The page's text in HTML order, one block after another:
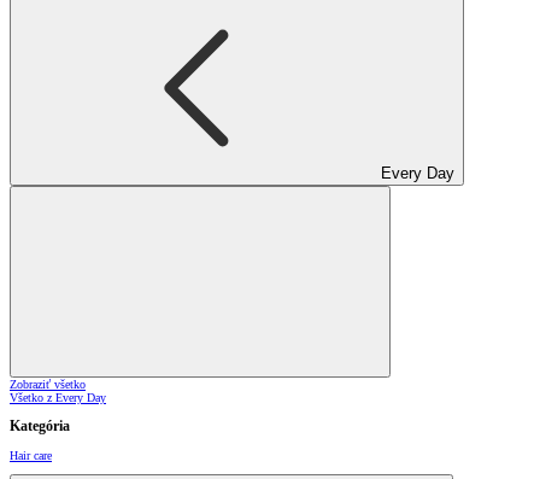
Every Day
Zobraziť všetko
Všetko z Every Day
Kategória
Hair care